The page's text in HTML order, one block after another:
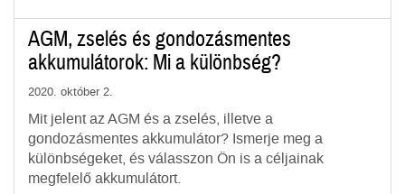
AGM, zselés és gondozásmentes
akkumulátorok: Mi a különbség?
2020. október 2.
Mit jelent az AGM és a zselés, illetve a
gondozásmentes akkumulátor? Ismerje meg a
különbségeket, és válasszon Ön is a céljainak
megfelelő akkumulátort.